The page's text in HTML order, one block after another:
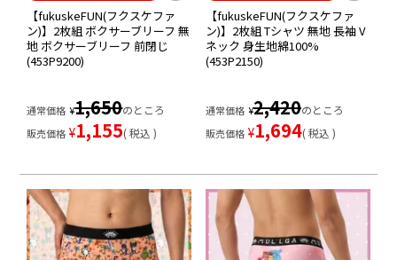
【fukuskeFUN(フクスケファ
ン)】2枚組 ボクサーブリーフ 無
地 ボクサーブリーフ 前閉じ
(453P9200)
通常価格 ¥1,650のところ
販売価格 ¥1,155 税込
【fukuskeFUN(フクスケファ
ン)】2枚組 Tシャツ 無地 長袖 V
ネック 身生地綿100%
(453P2150)
通常価格 ¥2,420のところ
販売価格 ¥1,694 税込